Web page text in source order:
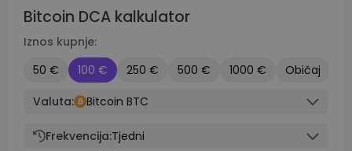
Bitcoin DCA kalkulator
Iznos kupnje:
50 €
100 € 250 € 500 € 1000 €
Običaj
Valuta:
Bitcoin BTC
Frekvencija:Tjedni